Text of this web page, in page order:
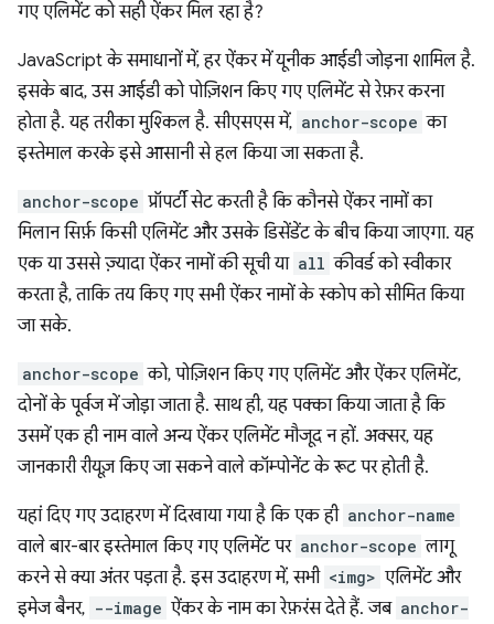
गए एलिमेंट को सही ऐंकर मिल रहा है?
JavaScript के समाधानों में, हर ऐंकर में यूनीक आईडी जोड़ना शामिल है.
इसके बाद, उस आईडी को पोज़िशन किए गए एलिमेंट से रेफ़र करना
होता है. यह तरीका मुश्किल है. सीएसएस में, anchor-scope का
इस्तेमाल करके इसे आसानी से हल किया जा सकता है.
anchor-scope प्रॉपर्टी सेट करती है कि कौनसे ऐंकर नामों का
मिलान सिर्फ़ किसी एलिमेंट और उसके डिसेंडेंट के बीच किया जाएगा. यह
एक या उससे ज़्यादा ऐंकर नामों की सूची या all कीवर्ड को स्वीकार
करता है, ताकि तय किए गए सभी ऐंकर नामों के स्कोप को सीमित किया
जा सके.
anchor-scope को, पोज़िशन किए गए एलिमेंट और ऐंकर एलिमेंट,
दोनों के पूर्वज में जोड़ा जाता है. साथ ही, यह पक्का किया जाता है कि
उसमें एक ही नाम वाले अन्य ऐंकर एलिमेंट मौजूद न हों. अक्सर, यह
जानकारी रीयूज़ किए जा सकने वाले कॉम्पोनेंट के रूट पर होती है.
यहां दिए गए उदाहरण में दिखाया गया है कि एक ही anchor-name
वाले बार-बार इस्तेमाल किए गए एलिमेंट पर anchor-scope लागू
करने से क्या अंतर पड़ता है. इस उदाहरण में, सभी <img> एलिमेंट और
इमेज बैनर, --image ऐंकर के नाम का रेफ़रंस देते हैं. जब anchor-